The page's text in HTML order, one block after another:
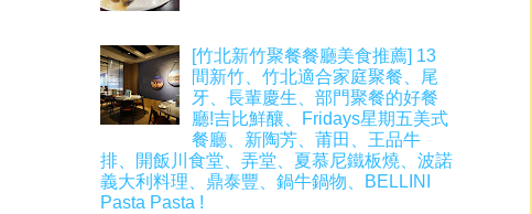
[竹北新竹聚餐餐廳美食推薦] 13
間新竹、竹北適合家庭聚餐、尾
牙、長輩慶生、部門聚餐的好餐
廳!吉比鮮釀、Fridays星期五美式
餐廳、新陶芳、莆田、王品牛
排、開飯川食堂、弄堂、夏慕尼鐵板燒、波諾
義大利料理、鼎泰豐、鍋牛鍋物、BELLINI
Pasta Pasta !